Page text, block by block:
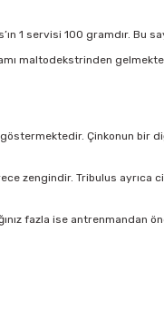
1 servisi 100 gramdır. Bu
maltodekstrinden
Çinkonun bir
zengindir. Tribulus ayrıca
fazla ise antrenmandan